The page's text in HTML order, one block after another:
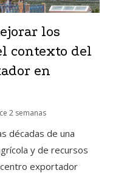
los
contexto del
en
2 semanas
décadas de una
y de recursos
exportador